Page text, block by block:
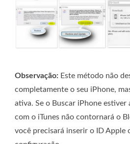
Observação: Este método não
completamente o seu iPhone,
ativa. Se o Buscar iPhone
com o iTunes não contornará o
você precisará inserir o ID Apple